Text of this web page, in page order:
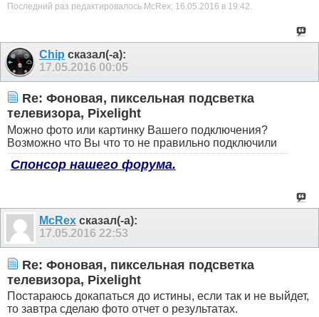
Последний раз редактировалось McRex; 16.05.2016 в 19:42.
Chip сказал(-а):
17.05.2016 00:05
Re: Фоновая, пиксельная подсветка
телевизора, Pixelight
Можно фото или картинку Вашего подключения?
Возможно что Вы что то не правильно подключили
Спонсор нашего форума.
McRex сказал(-а):
17.05.2016 22:53
Re: Фоновая, пиксельная подсветка
телевизора, Pixelight
Постараюсь докапаться до истины, если так и не выйдет,
то завтра сделаю фото отчет о результатах.